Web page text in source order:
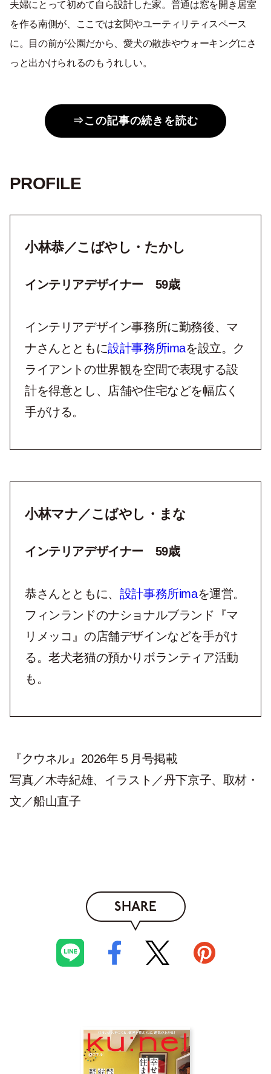
夫婦にとって初めて自ら設計した家。普通は窓を開き居室
を作る南側が、ここでは玄関やユーティリティスペース
に。目の前が公園だから、愛犬の散歩やウォーキングにさ
っと出かけられるのもうれしい。
⇒この記事の続きを読む
PROFILE
小林恭／こばやし・たかし
インテリアデザイナー 59歳
インテリアデザイン事務所に勤務後、マ
ナさんとともに設計事務所imaを設立。ク
ライアントの世界観を空間で表現する設
計を得意とし、店舗や住宅などを幅広く
手がける。
小林マナ／こばやし・まな
インテリアデザイナー 59歳
恭さんとともに、 設計事務所imaを運営。
フィンランドのナショナルブランド『マ
リメッコ』の店舗デザインなどを手がけ
る。老犬老猫の預かりボランティア活動
も。
『クウネル』2026年５月号掲載
写真／木寺紀雄、イラスト／丹下京子、取材・
文／船山直子
SHARE